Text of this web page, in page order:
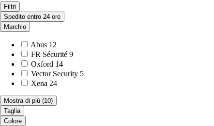
Filtri
Spedito entro 24 ore
Marchio
Abus 12
FR Sécurité 9
Oxford 14
Vector Security 5
Xena 24
Mostra di più (10)
Taglia
Colore